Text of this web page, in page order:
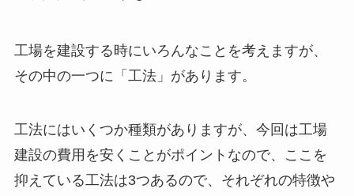
工場を建設する時にいろんなことを考えますが、
その中の一つに「工法」があります。
工法にはいくつか種類がありますが、今回は工場
建設の費用を安くことがポイントなので、ここを
抑えている工法は3つあるので、それぞれの特徴や